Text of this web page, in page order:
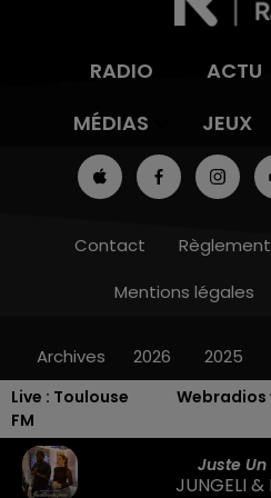
Live : Toulouse
FM
Webradios
Juste Un
JUNGELI &
RADIO ACTU
MÉDIAS
JEUX
Contact
Mentions légales
Archives 2026 2025